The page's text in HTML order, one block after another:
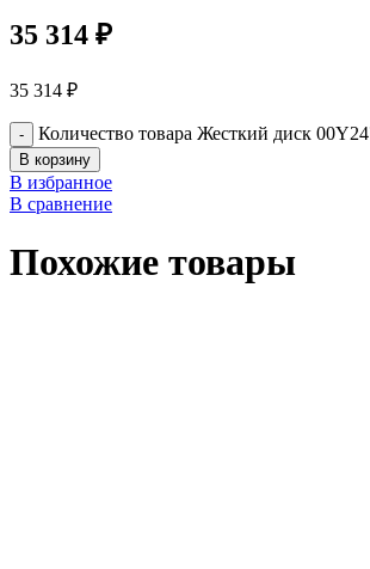
35 314 ₽
35 314 ₽
Количество товара Жесткий диск
В корзину
В избранное
В сравнение
Похожие товары